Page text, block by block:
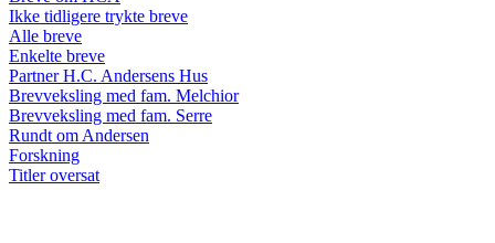
Ikke tidligere trykte breve
Alle breve
Enkelte breve
Partner H.C. Andersens Hus
Brevveksling med fam. Melchior
Brevveksling med fam. Serre
Rundt om Andersen
Forskning
Titler oversat